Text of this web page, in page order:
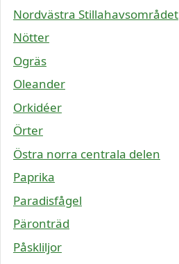
Nordvästra Stillahavsområdet
Nötter
Ogräs
Oleander
Orkidéer
Örter
Östra norra centrala delen
Paprika
Paradisfågel
Päronträd
Påskliljor